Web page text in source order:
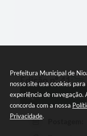
Prefeitura Municipal de
nosso site usa cookies
experiência de navegação.
concorda com a nossa
Privacidade.
Edição nº 41
Ler